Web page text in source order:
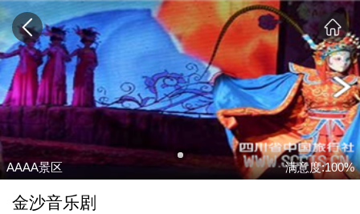
AAAA景区 满意度:100%
金沙音乐剧